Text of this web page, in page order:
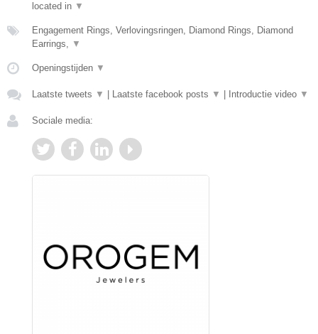
located in ▼
Engagement Rings, Verlovingsringen, Diamond Rings, Diamond
Earrings, ▼
Openingstijden ▼
Laatste tweets ▼ Laatste facebook posts ▼ Introductie video ▼
Sociale media: